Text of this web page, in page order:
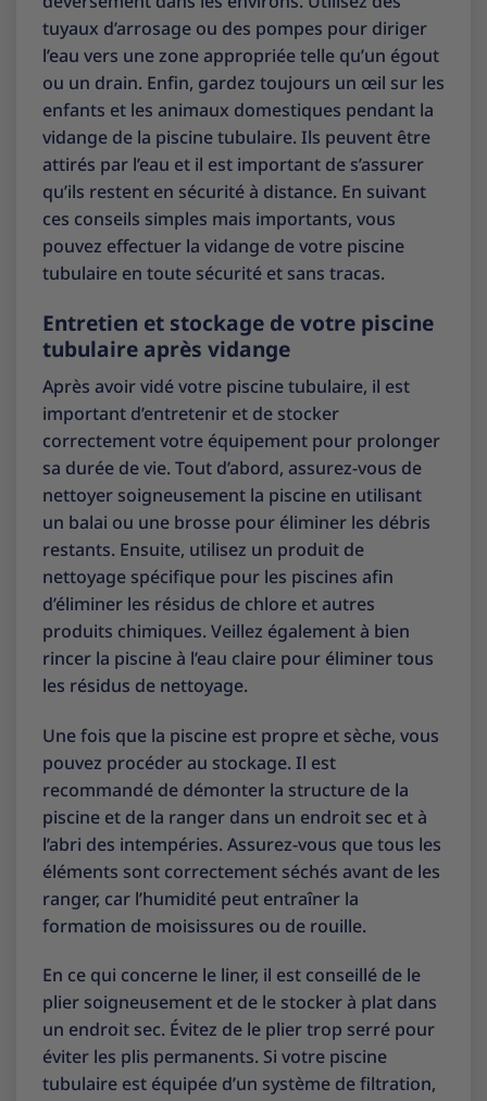
tuyaux d’arrosage ou des pompes pour diriger
l’eau vers une zone appropriée telle qu’un égout
ou un drain. Enfin, gardez toujours un œil sur les
enfants et les animaux domestiques pendant la
vidange de la piscine tubulaire. Ils peuvent être
attirés par l’eau et il est important de s’assurer
qu’ils restent en sécurité à distance. En suivant
ces conseils simples mais importants, vous
pouvez effectuer la vidange de votre piscine
tubulaire en toute sécurité et sans tracas.
Entretien et stockage de votre piscine
tubulaire après vidange
Après avoir vidé votre piscine tubulaire, il est
important d’entretenir et de stocker
correctement votre équipement pour prolonger
sa durée de vie. Tout d’abord, assurez-vous de
nettoyer soigneusement la piscine en utilisant
un balai ou une brosse pour éliminer les débris
restants. Ensuite, utilisez un produit de
nettoyage spécifique pour les piscines afin
d’éliminer les résidus de chlore et autres
produits chimiques. Veillez également à bien
rincer la piscine à l’eau claire pour éliminer tous
les résidus de nettoyage.
Une fois que la piscine est propre et sèche, vous
pouvez procéder au stockage. Il est
recommandé de démonter la structure de la
piscine et de la ranger dans un endroit sec et à
l’abri des intempéries. Assurez-vous que tous les
éléments sont correctement séchés avant de les
ranger, car l’humidité peut entraîner la
formation de moisissures ou de rouille.
En ce qui concerne le liner, il est conseillé de le
plier soigneusement et de le stocker à plat dans
un endroit sec. Évitez de le plier trop serré pour
éviter les plis permanents. Si votre piscine
tubulaire est équipée d’un système de filtration,